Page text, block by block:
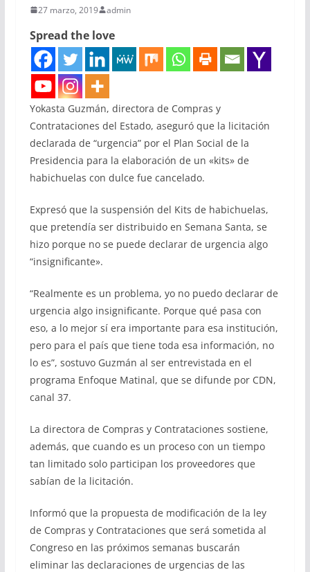
27 marzo, 2019 admin
Spread the love
Yokasta Guzmán, directora de Compras y
Contrataciones del Estado, aseguró que la licitación
declarada de “urgencia” por el Plan Social de la
Presidencia para la elaboración de un «kits» de
habichuelas con dulce fue cancelado.
Expresó que la suspensión del Kits de habichuelas,
que pretendía ser distribuido en Semana Santa, se
hizo porque no se puede declarar de urgencia algo
“insignificante».
“Realmente es un problema, yo no puedo declarar de
urgencia algo insignificante. Porque qué pasa con
eso, a lo mejor sí era importante para esa institución,
pero para el país que tiene toda esa información, no
lo es”, sostuvo Guzmán al ser entrevistada en el
programa Enfoque Matinal, que se difunde por CDN,
canal 37.
La directora de Compras y Contrataciones sostiene,
además, que cuando es un proceso con un tiempo
tan limitado solo participan los proveedores que
sabían de la licitación.
Informó que la propuesta de modificación de la ley
de Compras y Contrataciones que será sometida al
Congreso en las próximos semanas buscarán
eliminar las declaraciones de urgencias de las